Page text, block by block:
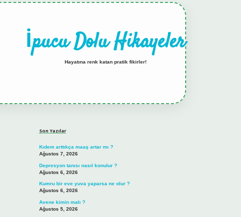
İpucu Dolu Hikayeler
Hayatına renk katan pratik fikirler!
Son Yazılar
Kıdem arttıkça maaş artar mı ?
Ağustos 7, 2026
Depresyon tanısı nasıl konulur ?
Ağustos 6, 2026
Kumru bir eve yuva yaparsa ne olur ?
Ağustos 6, 2026
Avene kimin malı ?
Ağustos 5, 2026